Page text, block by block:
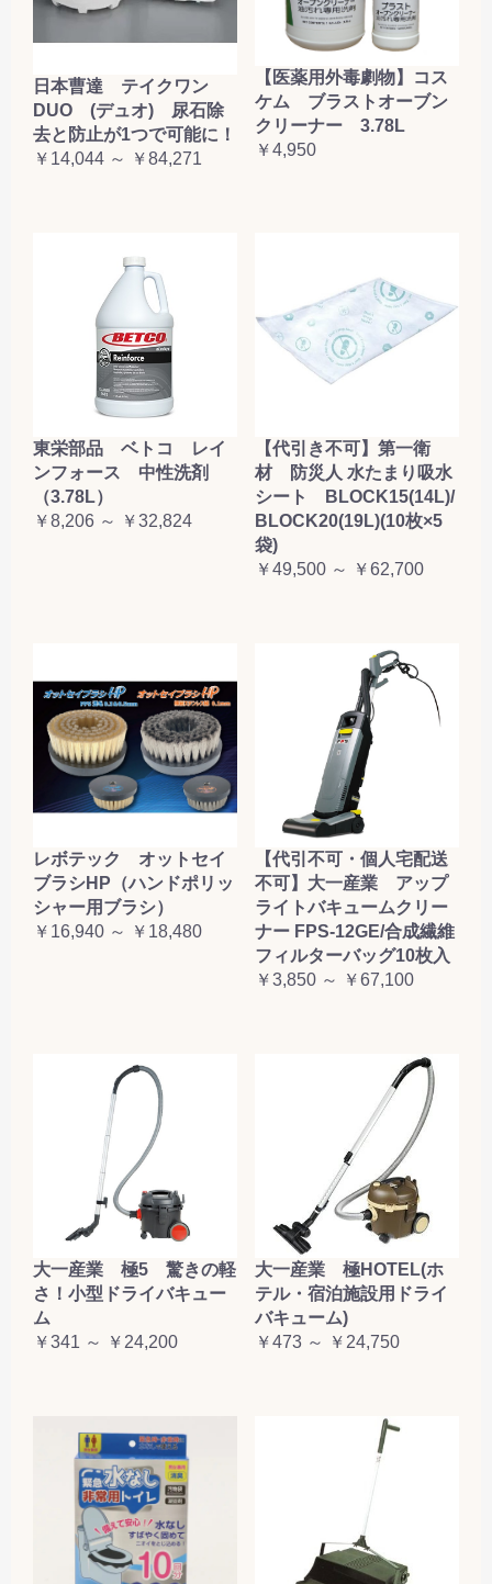
日本曹達 テイクワン
DUO (デュオ) 尿石除
去と防止が1つで可能に！
￥14,044 ～ ￥84,271
【医薬用外毒劇物】コス
ケム ブラストオーブン
クリーナー 3.78L
￥4,950
東栄部品 ベトコ レイ
ンフォース 中性洗剤
（3.78L）
￥8,206 ～ ￥32,824
【代引き不可】第一衛
材 防災人 水たまり吸水
シート BLOCK15(14L)/
BLOCK20(19L)(10枚×5
袋)
￥49,500 ～ ￥62,700
レボテック オットセイ
ブラシHP（ハンドポリッ
シャー用ブラシ）
￥16,940 ～ ￥18,480
【代引不可・個人宅配送
不可】大一産業 アップ
ライトバキュームクリー
ナー FPS-12GE/合成繊維
フィルターバッグ10枚入
￥3,850 ～ ￥67,100
大一産業 極5 驚きの軽
さ！小型ドライバキュー
ム
￥341 ～ ￥24,200
大一産業 極HOTEL(ホ
テル・宿泊施設用ドライ
バキューム)
￥473 ～ ￥24,750